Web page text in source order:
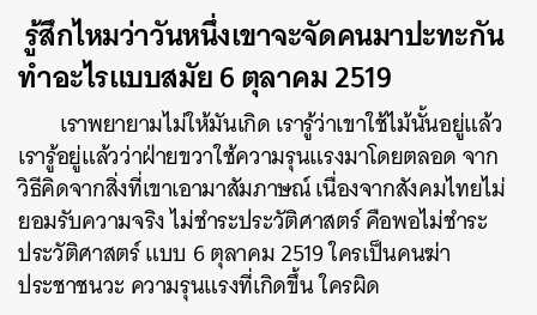
รู้สึกไหมว่าวันหนึ่งเขาจะจัดคนมาปะทะกัน
ทำอะไรแบบสมัย6 ตุลาคม 2519
เราพยายามไม่ให้มันเกิด เรารู้ว่าเขาใช้ไม้นั้นอยู่แล้ว
เรารู้อยู่แล้วว่าฝ่ายขวาใช้ความรุนแรงมาโดยตลอด จาก
วิธีคิดจากสิ่งที่เขาเอามาสัมภาษณ์ เนื่องจากสังคมไทยไม่
ยอมรับความจริง ไม่ชำระประวัติศาสตร์ คือพอไม่ชำระ
ประวัติศาสตร์ แบบ 6 ตุลาคม 2519 ใครเป็นคนฆ่า
ประชาชนวะ ความรุนแรงที่เกิดขึ้น ใครผิด